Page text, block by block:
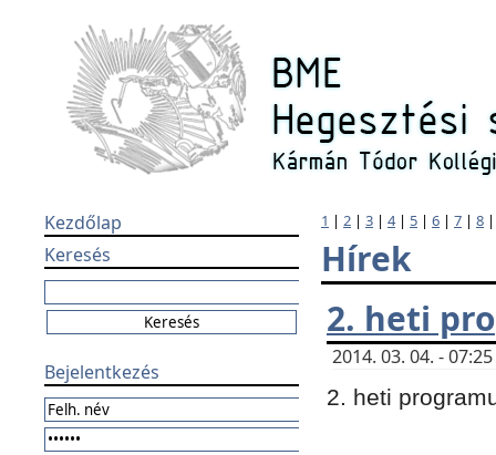
Kezdőlap
Keresés
Bejelentkezés
1 | 2 | 3 | 4| 5 | 6 | 7 | 8
Hírek
2. heti
2014. 03. 04. -
2. heti